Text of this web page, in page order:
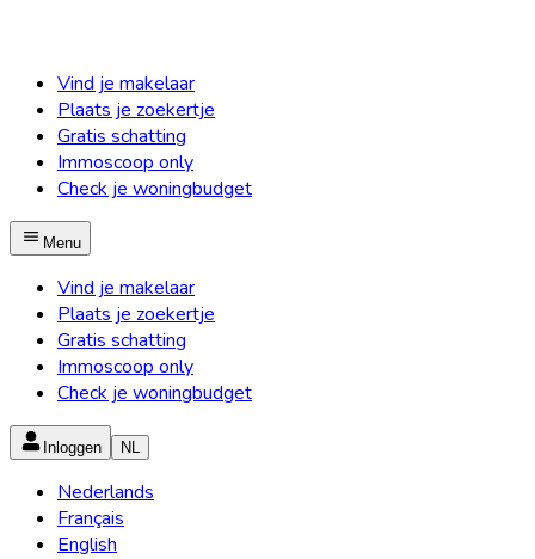
Vind je makelaar
Plaats je zoekertje
Gratis schatting
Immoscoop only
Check je woningbudget
Menu
Vind je makelaar
Plaats je zoekertje
Gratis schatting
Immoscoop only
Check je woningbudget
Inloggen NL
Nederlands
Français
English